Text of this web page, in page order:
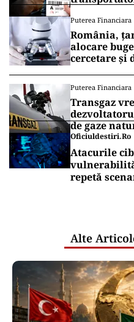
Puterea Financiara
România,
alocare
cercetare și
Puterea Financiara
Transgaz
de gaze
Oficiuldestiri.ro
Atacurile
repetă
Alte